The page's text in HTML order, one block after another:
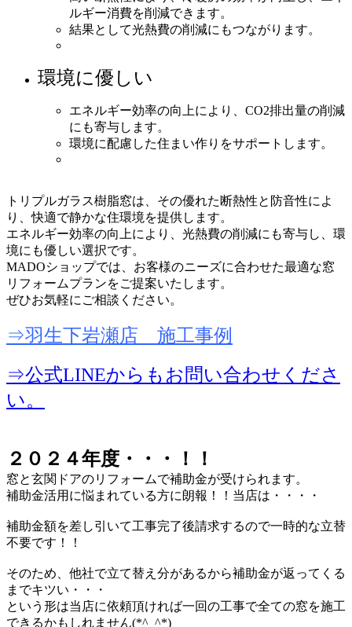
ルギー消費を削減できます。
結果として光熱費の削減にもつながります。
環境に優しい
エネルギー効率の向上により、CO2排出量の削減
にも寄与します。
環境に配慮した住まい作りをサポートします。
トリプルガラス樹脂窓は、その優れた断熱性と防音性によ
り、快適で静かな住環境を提供します。
エネルギー効率の向上により、光熱費の削減にも寄与し、環
境にも優しい選択です。
MADOショップでは、お客様のニーズに合わせた最適な窓
リフォームプランをご提案いたします。
ぜひお気軽にご相談ください。
⇒羽生下岩瀬店 施工事例
⇒公式LINEからもお問い合わせくださ
い。
２０２４年度・・・！！
窓と玄関ドアのリフォームで補助金が受けられます。
補助金活用に悩まれている方に朗報！！当店は・・・・
補助金額を差し引いて工事完了後請求するので一時的な立替
不要です！！
そのため、他社で立て替え分があるから補助金が返ってくる
までキツい・・・
という形は当店に依頼頂ければ一回の工事で全ての窓を施工
できるかもしれません(*^_^*)